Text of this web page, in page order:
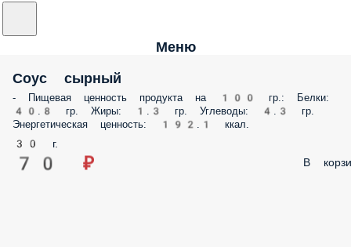
Меню
Соус сырный
- Пищевая ценность продукта на 100 гр.: Белки: 40.8 гр. Жиры: 1.3 гр.
Углеводы: 4.3 гр. Энергетическая ценность: 192.1 ккал.
30 г.
70 ₽